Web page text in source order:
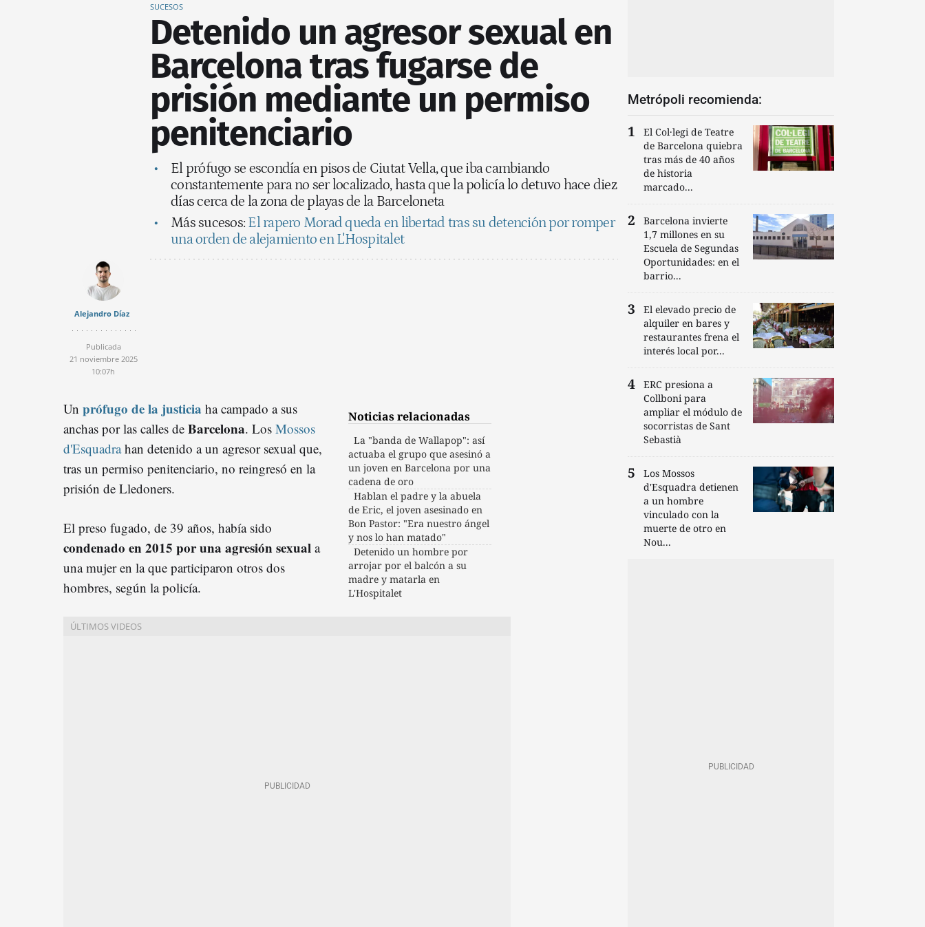
SUCESOS
Detenido un agresor sexual en
Barcelona tras fugarse de
prisión mediante un permiso
penitenciario
El prófugo se escondía en pisos de Ciutat Vella, que iba cambiando
constantemente para no ser localizado, hasta que la policía lo detuvo hace diez
días cerca de la zona de playas de la Barceloneta
Más sucesos: El rapero Morad queda en libertad tras su detención por romper
una orden de alejamiento en L'Hospitalet
Alejandro Díaz
Publicada
21 noviembre 2025
10:07h
Noticias relacionadas
La "banda de Wallapop": así
actuaba el grupo que asesinó a
un joven en Barcelona por una
cadena de oro
Hablan el padre y la abuela
de Eric, el joven asesinado en
Bon Pastor: "Era nuestro ángel
y nos lo han matado"
Detenido un hombre por
arrojar por el balcón a su
madre y matarla en
L'Hospitalet
Un prófugo de la justicia ha campado a sus
anchas por las calles de Barcelona. Los Mossos
d'Esquadrahan detenido a un agresor sexual que,
tras un permiso penitenciario, no reingresó en la
prisión de Lledoners.
El preso fugado, de 39 años, había sido
condenado en 2015 por una agresión sexual a
una mujer en la que participaron otros dos
hombres, según la policía.
Metrópoli recomienda:
El Col·legi de Teatre
de Barcelona quiebra
tras más de 40 años
de historia
marcado...
Barcelona invierte
1,7 millones en su
Escuela de Segundas
Oportunidades: en el
barrio...
El elevado precio de
alquiler en bares y
restaurantes frena el
interés local por...
ERC presiona a
Collboni para
ampliar el módulo de
socorristas de Sant
Sebastià
Los Mossos
d'Esquadra detienen
a un hombre
vinculado con la
muerte de otro en
Nou...